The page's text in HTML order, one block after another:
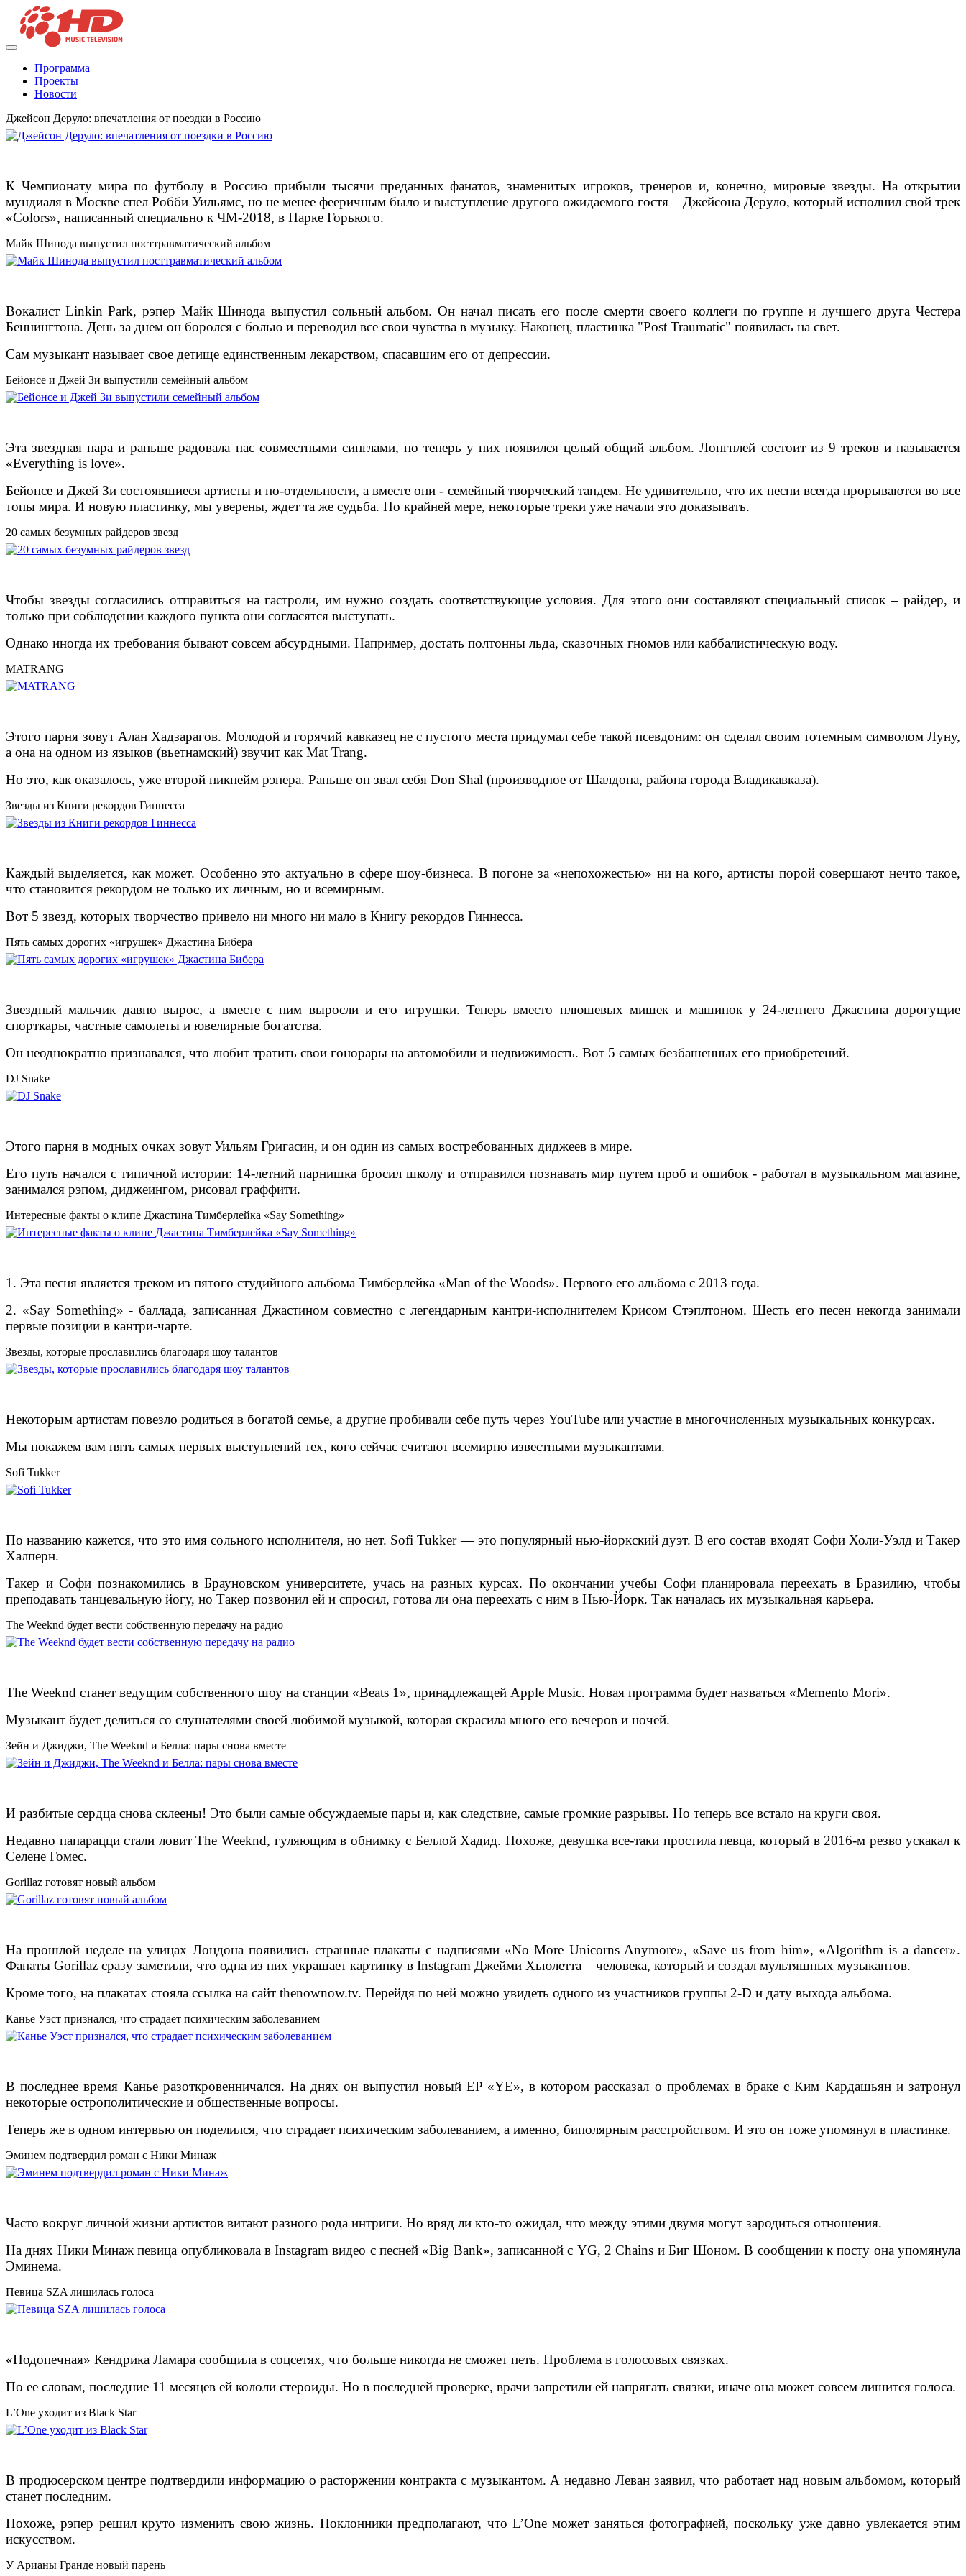
Программа
Проекты
Новости
Джейсон Деруло: впечатления от поездки в Россию
К Чемпионату мира по футболу в Россию прибыли тысячи преданных фанатов, знаменитых игроков, тренеров и, конечно, мировые звезды. На открытии
мундиаля в Москве спел Робби Уильямс, но не менее фееричным было и выступление другого ожидаемого гостя – Джейсона Деруло, который исполнил свой трек
«Сolors», написанный специально к ЧМ-2018, в Парке Горького.
Майк Шинода выпустил посттравматический альбом
Вокалист Linkin Park, рэпер Майк Шинода выпустил сольный альбом. Он начал писать его после смерти своего коллеги по группе и лучшего друга Честера
Беннингтона. День за днем он боролся с болью и переводил все свои чувства в музыку. Наконец, пластинка "Post Traumatic" появилась на свет.
Сам музыкант называет свое детище единственным лекарством, спасавшим его от депрессии.
Бейонсе и Джей Зи выпустили семейный альбом
Эта звездная пара и раньше радовала нас совместными синглами, но теперь у них появился целый общий альбом. Лонгплей состоит из 9 треков и называется
«Everything is love».
Бейонсе и Джей Зи состоявшиеся артисты и по-отдельности, а вместе они - семейный творческий тандем. Не удивительно, что их песни всегда прорываются во все
топы мира. И новую пластинку, мы уверены, ждет та же судьба. По крайней мере, некоторые треки уже начали это доказывать.
20 самых безумных райдеров звезд
Чтобы звезды согласились отправиться на гастроли, им нужно создать соответствующие условия. Для этого они составляют специальный список – райдер, и
только при соблюдении каждого пункта они согласятся выступать.
Однако иногда их требования бывают совсем абсурдными. Например, достать полтонны льда, сказочных гномов или каббалистическую воду.
MATRANG
Этого парня зовут Алан Хадзарагов. Молодой и горячий кавказец не с пустого места придумал себе такой псевдоним: он сделал своим тотемным символом Луну,
а она на одном из языков (вьетнамский) звучит как Mat Trang.
Но это, как оказалось, уже второй никнейм рэпера. Раньше он звал себя Don Shal (производное от Шалдона, района города Владикавказа).
Звезды из Книги рекордов Гиннесса
Каждый выделяется, как может. Особенно это актуально в сфере шоу-бизнеса. В погоне за «непохожестью» ни на кого, артисты порой совершают нечто такое,
что становится рекордом не только их личным, но и всемирным.
Вот 5 звезд, которых творчество привело ни много ни мало в Книгу рекордов Гиннесса.
Пять самых дорогих «игрушек» Джастина Бибера
Звездный мальчик давно вырос, а вместе с ним выросли и его игрушки. Теперь вместо плюшевых мишек и машинок у 24-летнего Джастина дорогущие
спорткары, частные самолеты и ювелирные богатства.
Он неоднократно признавался, что любит тратить свои гонорары на автомобили и недвижимость. Вот 5 самых безбашенных его приобретений.
DJ Snake
Этого парня в модных очках зовут Уильям Григасин, и он один из самых востребованных диджеев в мире.
Его путь начался с типичной истории: 14-летний парнишка бросил школу и отправился познавать мир путем проб и ошибок - работал в музыкальном магазине,
занимался рэпом, диджеингом, рисовал граффити.
Интересные факты о клипе Джастина Тимберлейка «Say Something»
1. Эта песня является треком из пятого студийного альбома Тимберлейка «Man of the Woods». Первого его альбома с 2013 года.
2. «Say Something» - баллада, записанная Джастином совместно с легендарным кантри-исполнителем Крисом Стэплтоном. Шесть его песен некогда занимали
первые позиции в кантри-чарте.
Звезды, которые прославились благодаря шоу талантов
Некоторым артистам повезло родиться в богатой семье, а другие пробивали себе путь через YouTube или участие в многочисленных музыкальных конкурсах.
Мы покажем вам пять самых первых выступлений тех, кого сейчас считают всемирно известными музыкантами.
Sofi Tukker
По названию кажется, что это имя сольного исполнителя, но нет. Sofi Tukker — это популярный нью-йоркский дуэт. В его состав входят Софи Холи-Уэлд и Такер
Халперн.
Такер и Софи познакомились в Брауновском университете, учась на разных курсах. По окончании учебы Софи планировала переехать в Бразилию, чтобы
преподавать танцевальную йогу, но Такер позвонил ей и спросил, готова ли она переехать с ним в Нью-Йорк. Так началась их музыкальная карьера.
The Weeknd будет вести собственную передачу на радио
The Weeknd станет ведущим собственного шоу на станции «Beats 1», принадлежащей Apple Music. Новая программа будет назваться «Memento Mori».
Музыкант будет делиться со слушателями своей любимой музыкой, которая скрасила много его вечеров и ночей.
Зейн и Джиджи, The Weeknd и Белла: пары снова вместе
И разбитые сердца снова склеены! Это были самые обсуждаемые пары и, как следствие, самые громкие разрывы. Но теперь все встало на круги своя.
Недавно папарацци стали ловит The Weeknd, гуляющим в обнимку с Беллой Хадид. Похоже, девушка все-таки простила певца, который в 2016-м резво ускакал к
Селене Гомес.
Gorillaz готовят новый альбом
На прошлой неделе на улицах Лондона появились странные плакаты с надписями «No More Unicorns Anymore», «Save us from him», «Algorithm is a dancer».
Фанаты Gorillaz сразу заметили, что одна из них украшает картинку в Instagram Джейми Хьюлетта – человека, который и создал мультяшных музыкантов.
Кроме того, на плакатах стояла ссылка на сайт thenownow.tv. Перейдя по ней можно увидеть одного из участников группы 2-D и дату выхода альбома.
Канье Уэст признался, что страдает психическим заболеванием
В последнее время Канье разоткровенничался. На днях он выпустил новый EP «YE», в котором рассказал о проблемах в браке с Ким Кардашьян и затронул
некоторые острополитические и общественные вопросы.
Теперь же в одном интервью он поделился, что страдает психическим заболеванием, а именно, биполярным расстройством. И это он тоже упомянул в пластинке.
Эминем подтвердил роман с Ники Минаж
Часто вокруг личной жизни артистов витают разного рода интриги. Но вряд ли кто-то ожидал, что между этими двумя могут зародиться отношения.
На днях Ники Минаж певица опубликовала в Instagram видео с песней «Big Bank», записанной с YG, 2 Chains и Биг Шоном. В сообщении к посту она упомянула
Эминема.
Певица SZA лишилась голоса
«Подопечная» Кендрика Ламара сообщила в соцсетях, что больше никогда не сможет петь. Проблема в голосовых связках.
По ее словам, последние 11 месяцев ей кололи стероиды. Но в последней проверке, врачи запретили ей напрягать связки, иначе она может совсем лишится голоса.
L’One уходит из Black Star
В продюсерском центре подтвердили информацию о расторжении контракта с музыкантом. А недавно Леван заявил, что работает над новым альбомом, который
станет последним.
Похоже, рэпер решил круто изменить свою жизнь. Поклонники предполагают, что L’One может заняться фотографией, поскольку уже давно увлекается этим
искусством.
У Арианы Гранде новый парень